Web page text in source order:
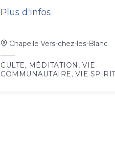
Plus d'infos
Chapelle Vers-chez-les-Blanc
CULTE, MÉDITATION , VIE
COMMUNAUTAIRE, VIE